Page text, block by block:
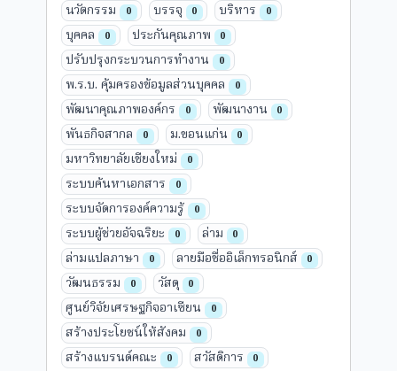
นวัตกรรม 0 บรรจุ 0 บริหาร 0
บุคคล 0 ประกันคุณภาพ 0
ปรับปรุงกระบวนการทำงาน 0
พ.ร.บ. คุ้มครองข้อมูลส่วนบุคคล 0
พัฒนาคุณภาพองค์กร 0 พัฒนางาน 0
พันธกิจสากล 0 ม.ขอนแก่น 0
มหาวิทยาลัยเชียงใหม่ 0
ระบบค้นหาเอกสาร 0
ระบบจัดการองค์ความรู้ 0
ระบบผู้ช่วยอัจฉริยะ 0 ล่าม 0
ล่ามแปลภาษา 0 ลายมือชื่ออิเล็กทรอนิกส์ 0
วัฒนธรรม 0 วัสดุ 0
ศูนย์วิจัยเศรษฐกิจอาเซียน 0
สร้างประโยชน์ให้สังคม 0
สร้างแบรนด์คณะ 0 สวัสดิการ 0